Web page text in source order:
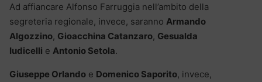
Ad affiancare Alfonso Farruggia nell’ambito della
segreteria regionale, invece, saranno Armando
Algozzino, Gioacchina Catanzaro, Gesualda
Iudicelli e Antonio Setola.
Giuseppe Orlando e Domenico Saporito, invece,